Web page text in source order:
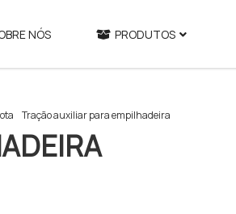
NÓS PRODUTOS
Tração auxiliar para empilhadeira